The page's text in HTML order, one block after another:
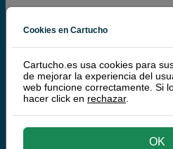
Kyocera MK-3130
mantenimiento
Cookies en Cartucho
Cartucho.es usa cookies para
de mejorar la experiencia del
web funcione correctamente. Si
hacer click en rechazar.
OK